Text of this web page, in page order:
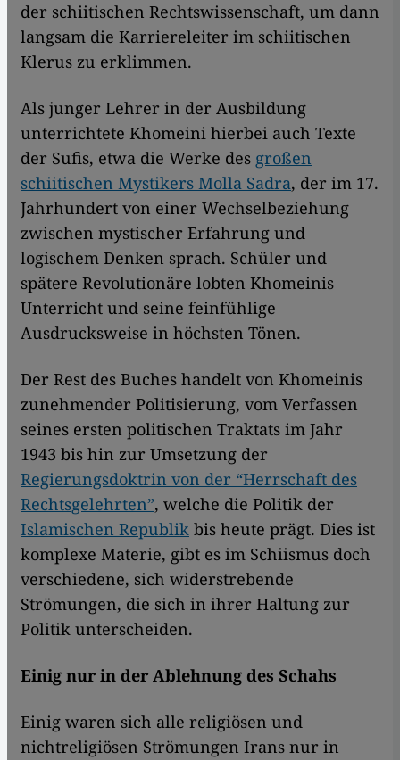
der schiitischen Rechtswissenschaft, um dann
langsam die Karriereleiter im schiitischen
Klerus zu erklimmen.
Als junger Lehrer in der Ausbildung
unterrichtete Khomeini hierbei auch Texte
der Sufis, etwa die Werke des großen
schiitischen Mystikers Molla Sadra, der im 17.
Jahrhundert von einer Wechselbeziehung
zwischen mystischer Erfahrung und
logischem Denken sprach. Schüler und
spätere Revolutionäre lobten Khomeinis
Unterricht und seine feinfühlige
Ausdrucksweise in höchsten Tönen.
Der Rest des Buches handelt von Khomeinis
zunehmender Politisierung, vom Verfassen
seines ersten politischen Traktats im Jahr
1943 bis hin zur Umsetzung der
Regierungsdoktrin von der “Herrschaft des
Rechtsgelehrten”, welche die Politik der
Islamischen Republik bis heute prägt. Dies ist
komplexe Materie, gibt es im Schiismus doch
verschiedene, sich widerstrebende
Strömungen, die sich in ihrer Haltung zur
Politik unterscheiden.
Einig nur in der Ablehnung des Schahs
Einig waren sich alle religiösen und
nichtreligiösen Strömungen Irans nur in